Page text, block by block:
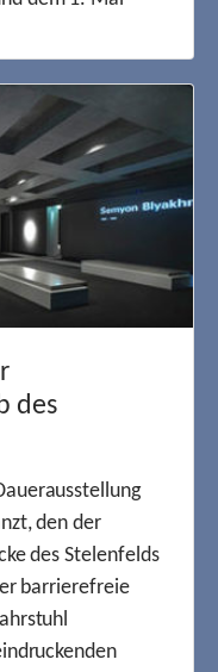
des
den der
des Stelenfelds
barrierefreie